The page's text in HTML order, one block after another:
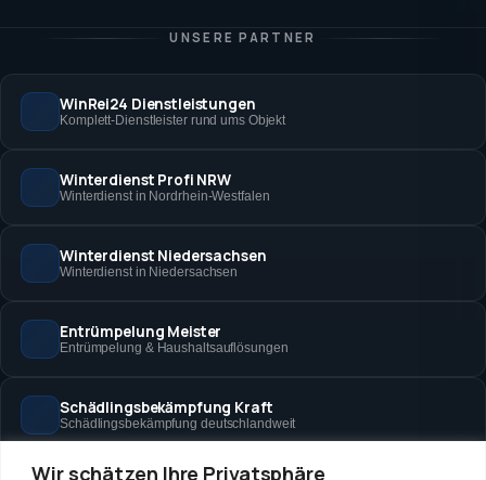
Wir schätzen Ihre Privatsphäre
UNSERE PARTNER
WinRei24 Dienstleistungen
Komplett-Dienstleister rund ums Objekt
Winterdienst Profi NRW
Winterdienst in Nordrhein-Westfalen
Winterdienst Niedersachsen
Winterdienst in Niedersachsen
Entrümpelung Meister
Entrümpelung & Haushaltsauflösungen
Schädlingsbekämpfung Kraft
Schädlingsbekämpfung deutschlandweit